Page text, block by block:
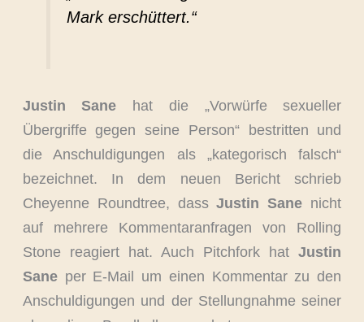
Mark erschüttert.“
Justin Sane hat die „Vorwürfe sexueller
Übergriffe gegen seine Person“ bestritten und
die Anschuldigungen als „kategorisch falsch“
bezeichnet. In dem neuen Bericht schrieb
Cheyenne Roundtree, dassJustin Sane nicht
auf mehrere Kommentaranfragen von Rolling
Stone reagiert hat. Auch Pitchfork hatJustin
Saneper E-Mail um einen Kommentar zu den
Anschuldigungen und der Stellungnahme seiner